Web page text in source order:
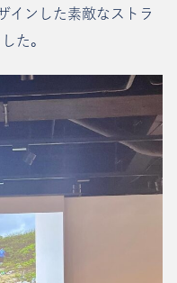
インした素敵なストラ
た。